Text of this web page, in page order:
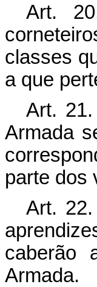
Art.
classes
a que
Art.
Armada
parte dos
Art.
caberão
Armada.